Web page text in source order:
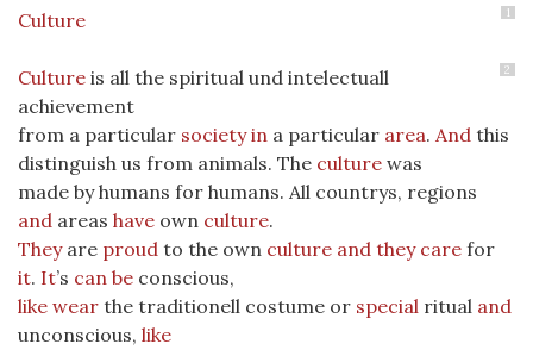
1
Culture
2
Culture is all the spiritual und intelectuall
achievement
from a particular society in a particular area. And this
distinguish us from animals. The culture was
made by humans for humans. All countrys, regions
and areas have own culture.
Theyare proud to the own culture and they care for
it. It’s can be conscious,
like wear the traditionell costume or special ritual and
unconscious, like